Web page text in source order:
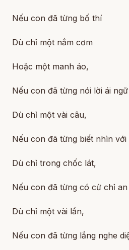
Nếu con đã từng bố thí
Dù chỉ một nắm cơm
Hoặc một manh áo,
Nếu con đã từng nói lời ái ngữ
Dù chỉ một vài câu,
Nếu con đã từng biết nhìn
Dù chỉ trong chốc lát,
Nếu con đã từng có cử chỉ
Dù chỉ một vài lần,
Nếu con đã từng lắng nghe